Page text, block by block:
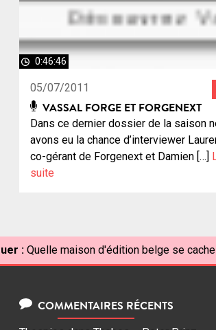
0:46:46
05/07/2011
VASSAL FORGE ET FORGENEXT
Dans ce dernier dossier de la saison
avons eu la chance d’interviewer
co-gérant de Forgenext et Damien […]
suite
: Quelle maison d'édition belge se
COMMENTAIRES RÉCENTS